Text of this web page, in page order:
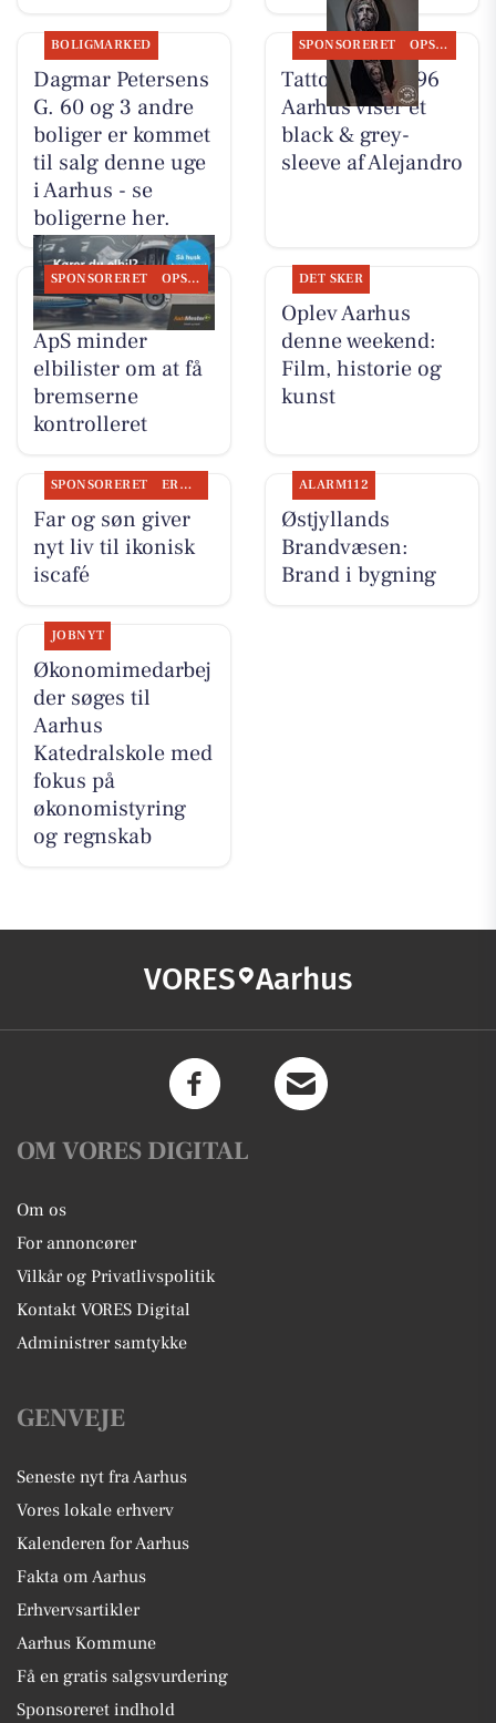
BOLIGMARKED
Dagmar Petersens
G. 60 og 3 andre
boliger er kommet
til salg denne uge
i Aarhus - se
boligerne her.
SPONSORERET OPSLAGSTAVLEN
Tattoo Studio 96
Aarhus viser et
black & grey-
sleeve af Alejandro
SPONSORERET OPSLAGSTAVLEN
Tilst Auto Aarhus
ApS minder
elbilister om at få
bremserne
kontrolleret
DET SKER
Oplev Aarhus
denne weekend:
Film, historie og
kunst
SPONSORERET ERHVERV
Far og søn giver
nyt liv til ikonisk
is­café
ALARM112
Østjyllands
Brandvæsen:
Brand i bygning
JOBNYT
Økonomimedarbej
der søges til
Aarhus
Katedralskole med
fokus på
økonomistyring
og regnskab
VORES Aarhus
OM VORES DIGITAL
Om os
For annoncører
Vilkår og Privatlivspolitik
Kontakt VORES Digital
Administrer samtykke
GENVEJE
Seneste nyt fra Aarhus
Vores lokale erhverv
Kalenderen for Aarhus
Fakta om Aarhus
Erhvervsartikler
Aarhus Kommune
Få en gratis salgsvurdering
Sponsoreret indhold